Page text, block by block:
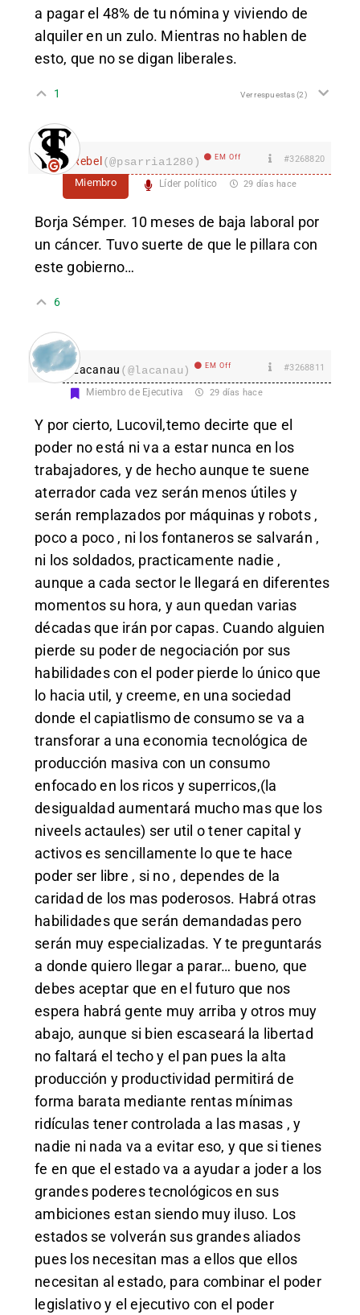
a pagar el 48% de tu nómina y viviendo de
alquiler en un zulo. Mientras no hablen de
esto, que no se digan liberales.
1 Ver respuestas(2)
Rebel(@psarria1280) EM Off #3268820
Miembro Líder político 29 días hace
Borja Sémper. 10 meses de baja laboral por
un cáncer. Tuvo suerte de que le pillara con
este gobierno…
6
Lacanau (@lacanau) EM Off #3268811
Miembro de Ejecutiva 29 días hace
Y por cierto, Lucovil,temo decirte que el
poder no está ni va a estar nunca en los
trabajadores, y de hecho aunque te suene
aterrador cada vez serán menos útiles y
serán remplazados por máquinas y robots ,
poco a poco , ni los fontaneros se salvarán ,
ni los soldados, practicamente nadie ,
aunque a cada sector le llegará en diferentes
momentos su hora, y aun quedan varias
décadas que irán por capas. Cuando alguien
pierde su poder de negociación por sus
habilidades con el poder pierde lo único que
lo hacia util, y creeme, en una sociedad
donde el capiatlismo de consumo se va a
transforar a una economia tecnológica de
producción masiva con un consumo
enfocado en los ricos y superricos,(la
desigualdad aumentará mucho mas que los
niveels actaules) ser util o tener capital y
activos es sencillamente lo que te hace
poder ser libre , si no , dependes de la
caridad de los mas poderosos. Habrá otras
habilidades que serán demandadas pero
serán muy especializadas. Y te preguntarás
a donde quiero llegar a parar… bueno, que
debes aceptar que en el futuro que nos
espera habrá gente muy arriba y otros muy
abajo, aunque si bien escaseará la libertad
no faltará el techo y el pan pues la alta
producción y productividad permitirá de
forma barata mediante rentas mínimas
ridículas tener controlada a las masas , y
nadie ni nada va a evitar eso, y que si tienes
fe en que el estado va a ayudar a joder a los
grandes poderes tecnológicos en sus
ambiciones estan siendo muy iluso. Los
estados se volverán sus grandes aliados
pues los necesitan mas a ellos que ellos
necesitan al estado, para combinar el poder
legislativo y el ejecutivo con el poder